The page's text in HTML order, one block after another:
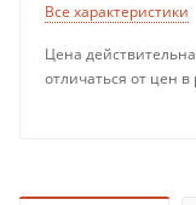
Все характеристики
Цена
отличаться от цен